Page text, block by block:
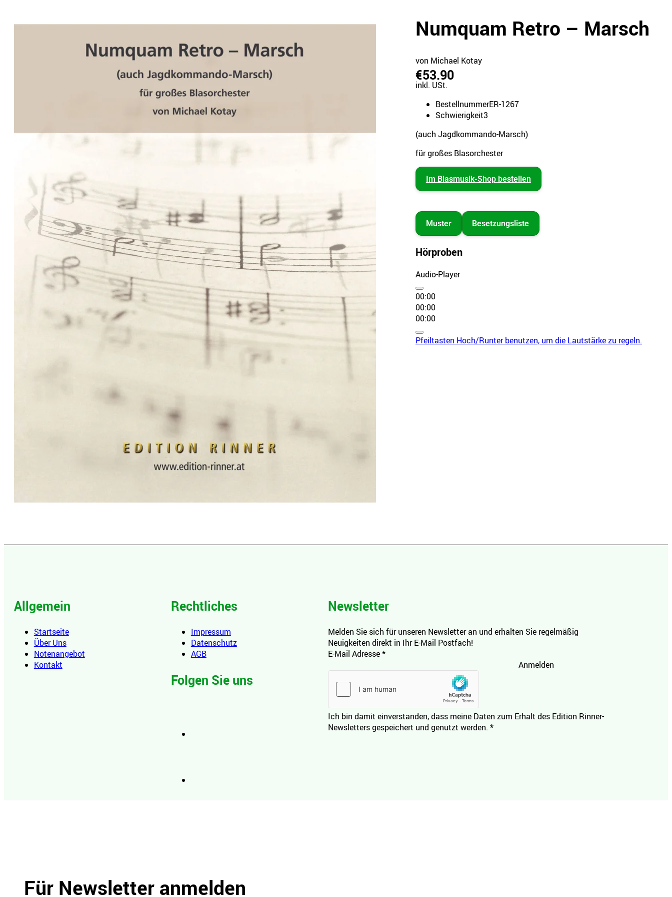
Numquam Retro – Marsch
von Michael Kotay
€53.90
inkl. USt.
BestellnummerER-1267
Schwierigkeit3
(auch Jagdkommando-Marsch)
für großes Blasorchester
Im Blasmusik-Shop bestellen
Muster Besetzungsliste
Hörproben
Audio-Player
00:00
00:00
00:00
Pfeiltasten Hoch/Runter benutzen, um die Lautstärke zu regeln.
Allgemein
Startseite
Über Uns
Notenangebot
Kontakt
Rechtliches
Impressum
Datenschutz
AGB
Folgen Sie uns
Newsletter
Melden Sie sich für unseren Newsletter an und erhalten Sie regelmäßig
Neuigkeiten direkt in Ihr E-Mail Postfach!
E-Mail Adresse*
Anmelden
Ich bin damit einverstanden, dass meine Daten zum Erhalt des Edition Rinner-
Newsletters gespeichert und genutzt werden. *
Für Newsletter anmelden